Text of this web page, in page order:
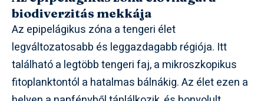
biodiverzitás mekkája
Az epipelágikus zóna a tengeri élet
legváltozatosabb és leggazdagabb régiója. Itt
található a legtöbb tengeri faj, a mikroszkopikus
fitoplanktontól a hatalmas bálnákig. Az élet ezen a